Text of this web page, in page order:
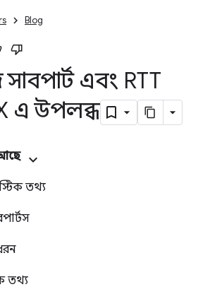
Blog
এবং RTT
এ উপলব্ধ
তথ্য
তথ্য